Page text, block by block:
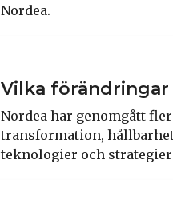
Nordea.
Vilka
Nordea har genomgått
transformation,
teknologier och strategier